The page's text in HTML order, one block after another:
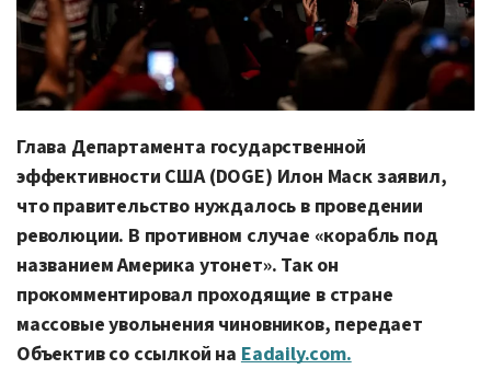
Глава Департамента государственной
эффективности США (DOGE) Илон Маск заявил,
что правительство нуждалось в проведении
революции. В противном случае «корабль под
названием Америка утонет». Так он
прокомментировал проходящие в стране
массовые увольнения чиновников, передает
Объектив со ссылкой на Еadaily.com.